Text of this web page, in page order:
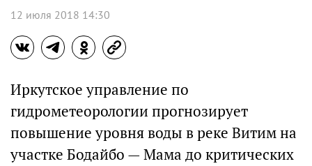
12 июля 2018 14:30
Иркутское управление по
гидрометеорологии прогнозирует
повышение уровня воды в реке Витим на
участке Бодайбо — Мама до критических